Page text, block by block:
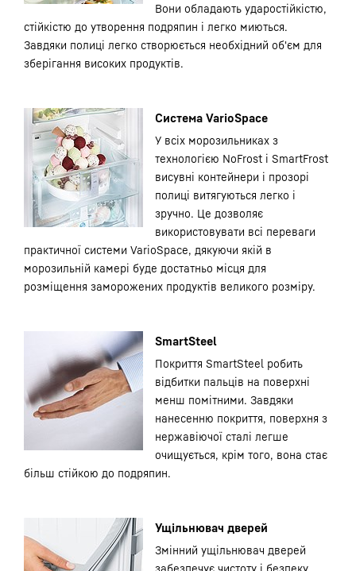
Вони обладають ударостійкістю,
стійкістю до утворення подряпин і легко миються.
Завдяки полиці легко створюється необхідний об'єм для
зберігання високих продуктів.
Система VarioSpace
У всіх морозильниках з
технологією NoFrost і SmartFrost
висувні контейнери і прозорі
полиці витягуються легко і
зручно. Це дозволяє
використовувати всі переваги
практичної системи VarioSpace, дякуючи якій в
морозильній камері буде достатньо місця для
розміщення заморожених продуктів великого розміру.
SmartSteel
Покриття SmartSteel робить
відбитки пальців на поверхні
менш помітними. Завдяки
нанесенню покриття, поверхня з
нержавіючої сталі легше
очищується, крім того, вона стає
більш стійкою до подряпин.
Ущільнювач дверей
Змінний ущільнювач дверей
забезпечує чистоту і безпеку